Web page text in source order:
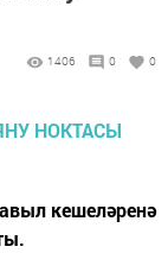
1406 0 0
кешеләренә